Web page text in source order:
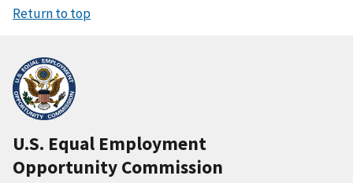
Return to top
U.S. Equal Employment
Opportunity Commission